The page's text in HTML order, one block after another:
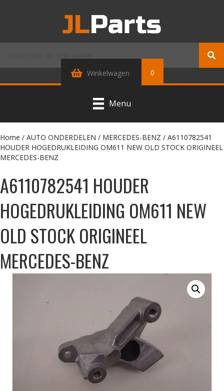
Winkelwagen 0
Menu
Home / AUTO ONDERDELEN / MERCEDES-BENZ / A6110782541
HOUDER HOGEDRUKLEIDING OM611 NEW OLD STOCK ORIGINEEL
MERCEDES-BENZ
A6110782541 HOUDER
HOGEDRUKLEIDING OM611 NEW
OLD STOCK ORIGINEEL
MERCEDES-BENZ